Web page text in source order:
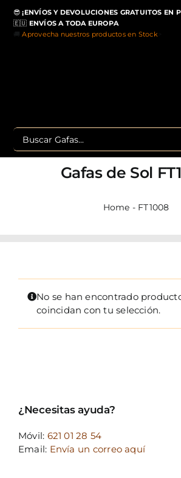
contenido
😎 ¡ENVÍOS Y DEVOLUCIONES GRATUITOS EN
🇪🇺 ENVÍOS A TODA EUROPA
🚚Aprovecha nuestros productos en Stock>
Buscar:
Gafas de Sol
Home - FT1008
No se han encontrado
coincidan con tu selección.
¿Necesitas ayuda?
Móvil: 621 01 28 54
Email: Envía un correo aquí